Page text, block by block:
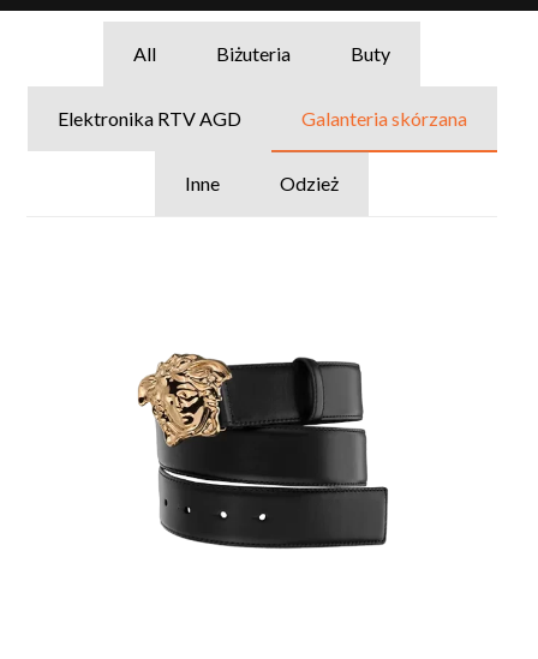
All Biżuteria Buty
Elektronika RTV AGD Galanteria skórzana
Inne Odzież